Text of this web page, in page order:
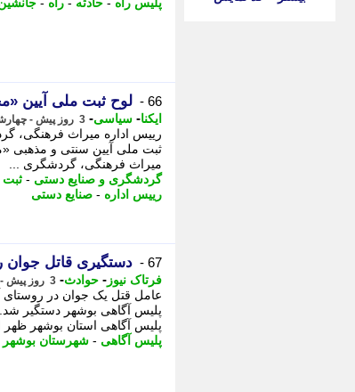
66 - لوح ثبت ملی آیین
ایکنا- سیاسی- 3 روز پیش - چهارشنبه 14 مرداد 1405، 15:22
رییس اداره میراث فرهنگی،
ثبت ملی آیین سنتی و مذهبی
میراث فرهنگی، گردشگری ...
گردشگری و صنایع دستی -
رییس اداره - صنایع دستی
67 - دستگیری قاتل جوان
فرتاک نیوز - حوادث- 3 روز پیش - چهارشنبه 14 مرداد 1405، 15:00
پلیس آگاهی بوشهر دستگیر
پلیس آگاهی استان بوشهر ظهر
پلیس آگاهی - شهرستان بوشهر